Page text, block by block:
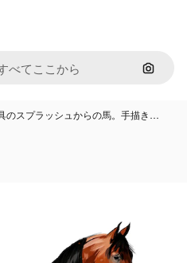
画像で
のスプラッシュからの馬。手描き…